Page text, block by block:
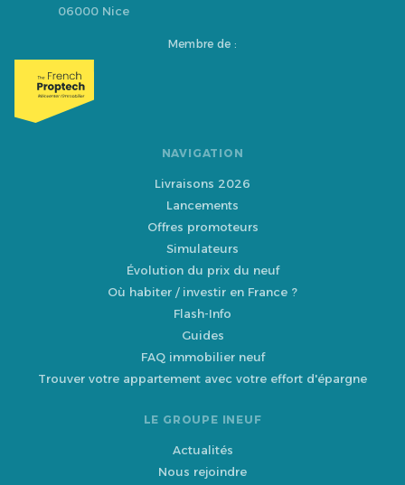
06000 Nice
Membre de :
NAVIGATION
Livraisons 2026
Lancements
Offres promoteurs
Simulateurs
Évolution du prix du neuf
Où habiter / investir en France ?
Flash-Info
Guides
FAQ immobilier neuf
Trouver votre appartement avec votre effort d'épargne
LE GROUPE INEUF
Actualités
Nous rejoindre